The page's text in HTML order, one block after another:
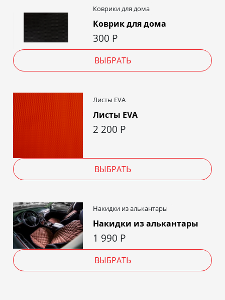
Коврики для дома
Коврик для дома
300 Р
ВЫБРАТЬ
Листы EVA
Листы EVA
2 200 Р
ВЫБРАТЬ
Накидки из алькантары
Накидки из алькантары
1 990 Р
ВЫБРАТЬ